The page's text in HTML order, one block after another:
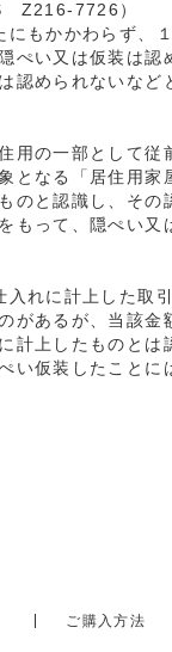
Z216-7726）
もかかわらず、
ぺい又は仮装は認
認められないなど
の一部として従
となる「居住用家
のと認識し、その
もって、隠ぺい又
れに計上した取
があるが、当該金
計上したものとは
い仮装したことに
ご購入方法